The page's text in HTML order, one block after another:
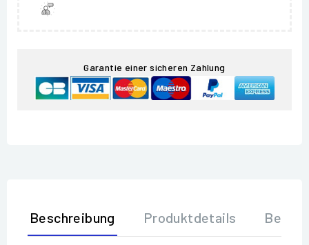
Garantie einer sicheren Zahlung
Beschreibung Produktdetails